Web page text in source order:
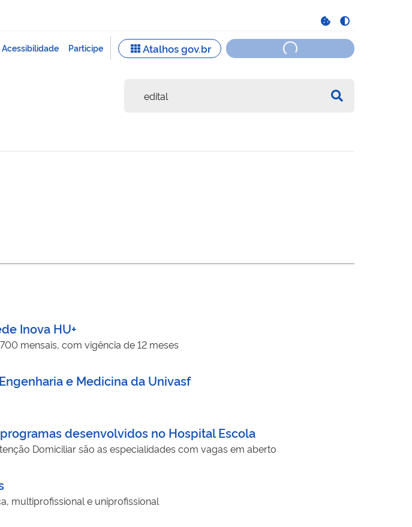
Inova HU+
mensais, com vigência de 12 meses
e Medicina da Univasf
desenvolvidos no Hospital Escola
Domiciliar são as especialidades com vagas em aberto
multiprofissional e uniprofissional